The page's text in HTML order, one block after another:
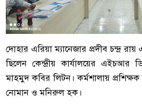
দোহার এরিয়া ম্যানেজার প্রদীব চন্দ্র
ছিলেন কেন্দ্রীয় কার্যালয়ের এইচআর
মাহমুদ কবির লিটন। কর্মশালায় প্রশিক্ষক
নোমান ও মনিরুল হক।